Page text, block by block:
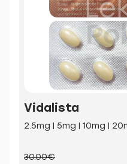
Vidalista
2.5mg | 5mg | 10mg |
30.00€